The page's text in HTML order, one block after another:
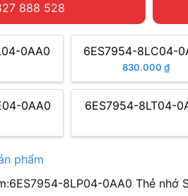
888 528
0AA0 6ES7954-8LC04-
830.000 ₫
0AA0 6ES7954-8LT04-
phẩm
8LP04-0AA0 Thẻ nhớ